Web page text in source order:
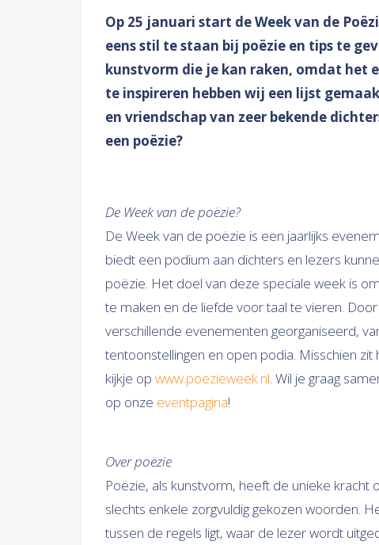
Op 25 januari start de Week van de
eens stil te staan bij poëzie en tips te
kunstvorm die je kan raken, omdat het
te inspireren hebben wij een lijst
en vriendschap van zeer bekende
een poëzie?
De Week van de poëzie?
De Week van de poëzie is een jaarlijks
biedt een podium aan dichters en lezers
poëzie. Het doel van deze speciale week is
te maken en de liefde voor taal te vieren.
verschillende evenementen georganiseerd,
tentoonstellingen en open podia. Misschien
kijkje op www.poezieweek.nl. Wil je graag
op onze eventpagina!
Over poëzie
Poëzie, als kunstvorm, heeft de unieke
slechts enkele zorgvuldig gekozen woorden.
tussen de regels ligt, waar de lezer wordt